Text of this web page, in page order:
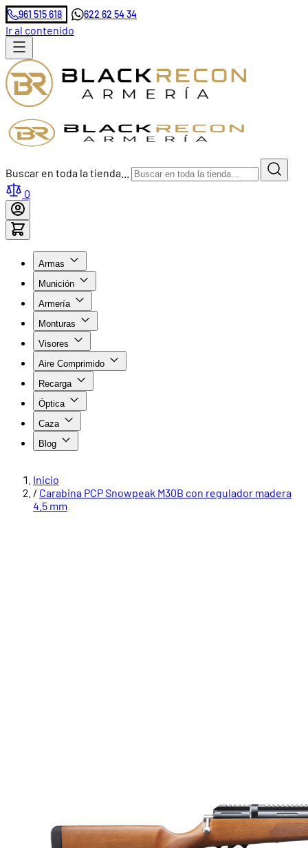
961 515 618 622 62 54 34
Ir al contenido
Buscar en toda la tienda...
0
Armas
Munición
Armería
Monturas
Visores
Aire Comprimido
Recarga
Óptica
Caza
Blog
Inicio
/ Carabina PCP Snowpeak M30B con regulador madera
4.5 mm